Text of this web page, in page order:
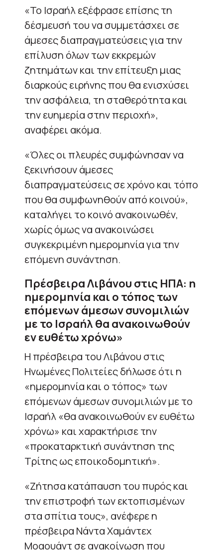
«Το Ισραήλ εξέφρασε επίσης τη
δέσμευσή του να συμμετάσχει σε
άμεσες διαπραγματεύσεις για την
επίλυση όλων των εκκρεμών
ζητημάτων και την επίτευξη μιας
διαρκούς ειρήνης που θα ενισχύσει
την ασφάλεια, τη σταθερότητα και
την ευημερία στην περιοχή»,
αναφέρει ακόμα.
«Όλες οι πλευρές συμφώνησαν να
ξεκινήσουν άμεσες
διαπραγματεύσεις σε χρόνο και τόπο
που θα συμφωνηθούν από κοινού»,
καταλήγει το κοινό ανακοινωθέν,
χωρίς όμως να ανακοινώσει
συγκεκριμένη ημερομηνία για την
επόμενη συνάντηση.
Πρέσβειρα Λιβάνου στις ΗΠΑ: η
ημερομηνία και ο τόπος των
επόμενων άμεσων συνομιλιών
με το Ισραήλ θα ανακοινωθούν
εν ευθέτω χρόνω»
Η πρέσβειρα του Λιβάνου στις
Ηνωμένες Πολιτείες δήλωσε ότι η
«ημερομηνία και ο τόπος» των
επόμενων άμεσων συνομιλιών με το
Ισραήλ «θα ανακοινωθούν εν ευθέτω
χρόνω» και χαρακτήρισε την
«προκαταρκτική συνάντηση της
Τρίτης ως εποικοδομητική».
«Ζήτησα κατάπαυση του πυρός και
την επιστροφή των εκτοπισμένων
στα σπίτια τους», ανέφερε η
πρέσβειρα Νάντα Χαμάντεχ
Μοαουάντ σε ανακοίνωση που